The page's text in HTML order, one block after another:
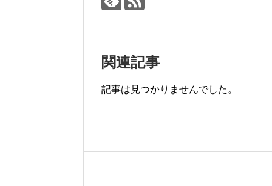
関連記事
記事は見つかりませんでした。